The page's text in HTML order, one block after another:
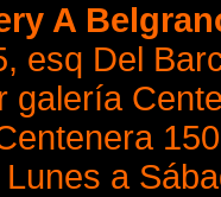
A
esq Del
galería
a